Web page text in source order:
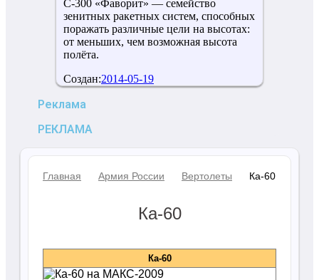
С-300 «Фаворит» — семейство
зенитных ракетных систем, способных
поражать различные цели на высотах:
от меньших, чем возможная высота
полёта.
Создан:2014-05-19
Реклама
РЕКЛАМА
Главная Армия России Вертолеты Ка-60
Ка-60
Ка-60